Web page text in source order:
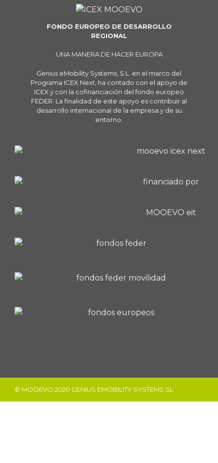
FONDO EUROPEO DE DESARROLLO
REGIONAL
UNA MANERA DE HACER EUROPA
Genius eMobility Systems, S.L. en el marco del
Programa ICEX Next, ha contado con el apoyo de
ICEX y con la cofinanciación del fondo europeo
FEDER. La finalidad de este apoyo es contribuir al
desarrollo internacional de la empresa y de su
entorno.
© MOOEVO 2020 GENIUS EMOBILITY SYSTEMS SL